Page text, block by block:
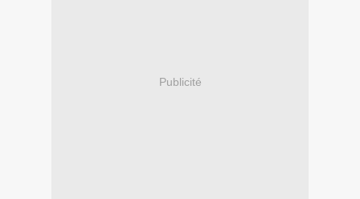
Publicité